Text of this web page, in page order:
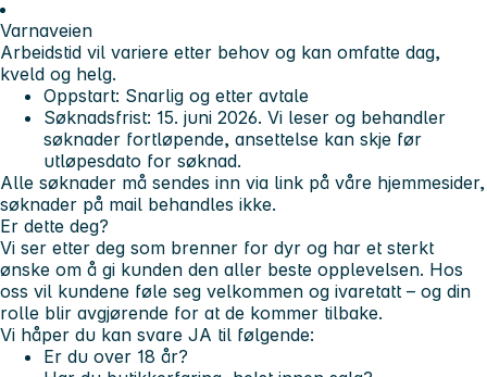
Varnaveien
Arbeidstid vil variere etter behov og kan omfatte dag,
kveld og helg.
Oppstart: Snarlig og etter avtale
Søknadsfrist: 15. juni 2026. Vi leser og behandler
søknader fortløpende, ansettelse kan skje før
utløpesdato for søknad.
Alle søknader må sendes inn via link på våre hjemmesider,
søknader på mail behandles ikke.
Er dette deg?
Vi ser etter deg som brenner for dyr og har et sterkt
ønske om å gi kunden den aller beste opplevelsen. Hos
oss vil kundene føle seg velkommen og ivaretatt – og din
rolle blir avgjørende for at de kommer tilbake.
Vi håper du kan svare JA til følgende:
Er du over 18 år?